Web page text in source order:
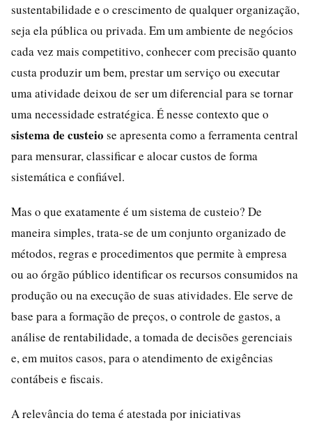
sustentabilidade e o crescimento de qualquer organização,
seja ela pública ou privada. Em um ambiente de negócios
cada vez mais competitivo, conhecer com precisão quanto
custa produzir um bem, prestar um serviço ou executar
uma atividade deixou de ser um diferencial para se tornar
uma necessidade estratégica. É nesse contexto que o
sistema de custeio se apresenta como a ferramenta central
para mensurar, classificar e alocar custos de forma
sistemática e confiável.
Mas o que exatamente é um sistema de custeio? De
maneira simples, trata-se de um conjunto organizado de
métodos, regras e procedimentos que permite à empresa
ou ao órgão público identificar os recursos consumidos na
produção ou na execução de suas atividades. Ele serve de
base para a formação de preços, o controle de gastos, a
análise de rentabilidade, a tomada de decisões gerenciais
e, em muitos casos, para o atendimento de exigências
contábeis e fiscais.
A relevância do tema é atestada por iniciativas